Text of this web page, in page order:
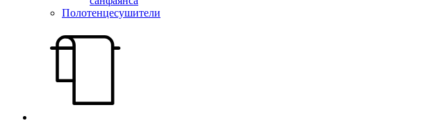
Полотенцесушители